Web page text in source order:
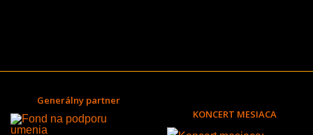
Generálny partner
KONCERT MESIACA